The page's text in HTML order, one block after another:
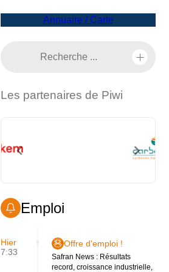
Annuaire / Carte
Les partenaires de Piwi
Emploi
Hier
7:33
Offre d'emploi !
Safran News : Résultats
record, croissance industrielle,